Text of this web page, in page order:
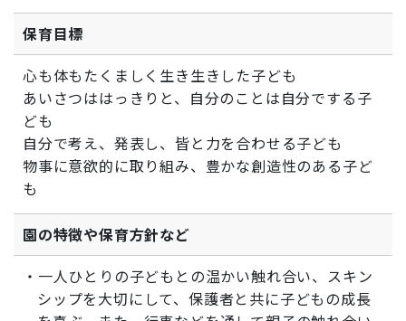
保育目標
心も体もたくましく生き生きした子ども
あいさつははっきりと、自分のことは自分でする子
ども
自分で考え、発表し、皆と力を合わせる子ども
物事に意欲的に取り組み、豊かな創造性のある子ど
も
園の特徴や保育方針など
・一人ひとりの子どもとの温かい触れ合い、スキン
シップを大切にして、保護者と共に子どもの成長